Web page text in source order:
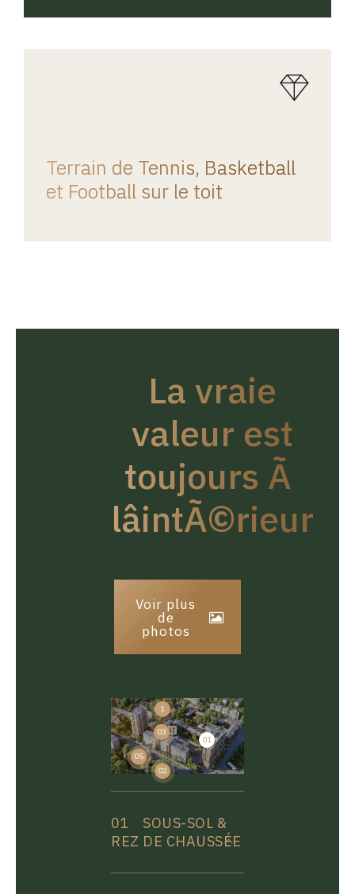
Terrain de Tennis, Basketball
et Football sur le toit
La vraie
valeur est
toujours Ã
lâintÃ©rieur
Voir plus
de
photos
01
1
02
03
04
05
01
SOUS-SOL &
REZ DE CHAUSSÉE